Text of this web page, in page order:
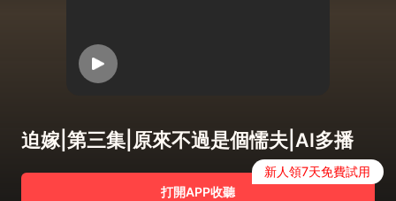
迫嫁|第三集|原來不過是個懦夫|AI多播
打開APP收聽
新人領7天免費試用